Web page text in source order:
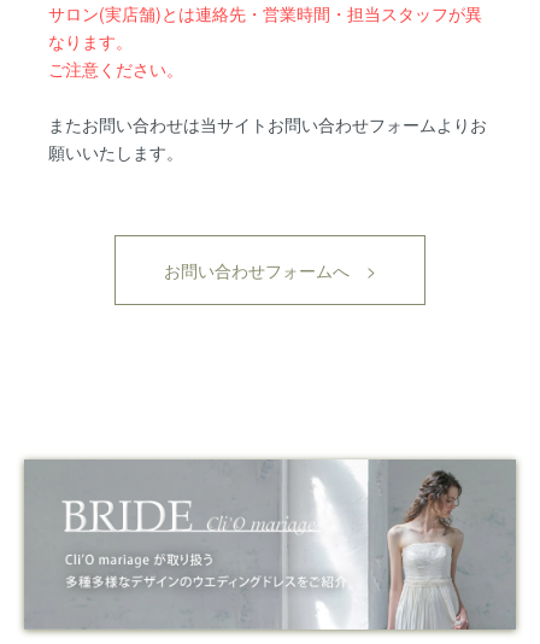
サロン(実店舗)とは連絡先・営業時間・担当スタッフが異
なります。
ご注意ください。
またお問い合わせは当サイトお問い合わせフォームよりお
願いいたします。
お問い合わせフォームへ >